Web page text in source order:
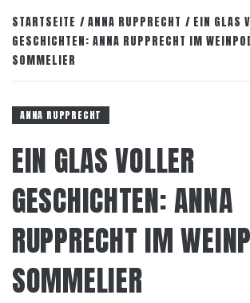
STARTSEITE ANNA RUPPRECHT
EIN GLAS
GESCHICHTEN: ANNA RUPPRECHT IM
SOMMELIER
ANNA RUPPRECHT
EIN GLAS VOLLER
GESCHICHTEN: ANNA
RUPPRECHT IM
SOMMELIER